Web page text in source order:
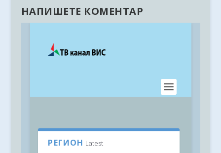
НАПИШЕТЕ КОМЕНТАР